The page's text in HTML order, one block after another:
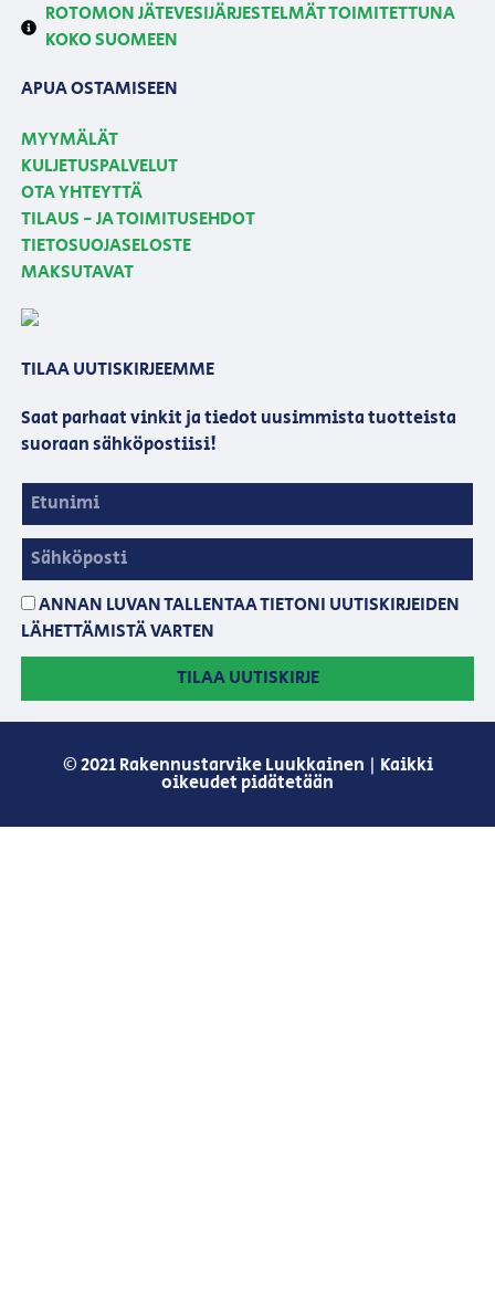
ROTOMON JÄTEVESIJÄRJESTELMÄT TOIMITETTUNA
KOKO SUOMEEN
APUA OSTAMISEEN
MYYMÄLÄT
KULJETUSPALVELUT
OTA YHTEYTTÄ
TILAUS - JA TOIMITUSEHDOT
TIETOSUOJASELOSTE
MAKSUTAVAT
TILAA UUTISKIRJEEMME
Saat parhaat vinkit ja tiedot uusimmista tuotteista
suoraan sähköpostiisi!
ANNAN LUVAN TALLENTAA TIETONI UUTISKIRJEIDEN
LÄHETTÄMISTÄ VARTEN
TILAA UUTISKIRJE
© 2021 Rakennustarvike Luukkainen | Kaikki
oikeudet pidätetään